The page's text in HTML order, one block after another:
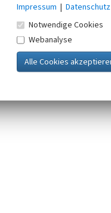
Impressum | Datenschutz
Notwendige Cookies
Webanalyse